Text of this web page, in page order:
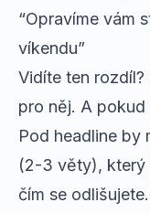
“Opravíme vám
víkendu”
Vidíte ten
pro něj. A pokud
Pod headline by
(2-3 věty), který
čím se